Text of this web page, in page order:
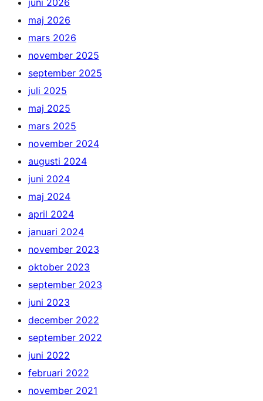
maj 2026
mars 2026
november 2025
september 2025
juli 2025
maj 2025
mars 2025
november 2024
augusti 2024
juni 2024
maj 2024
april 2024
januari 2024
november 2023
oktober 2023
september 2023
juni 2023
december 2022
september 2022
juni 2022
februari 2022
november 2021